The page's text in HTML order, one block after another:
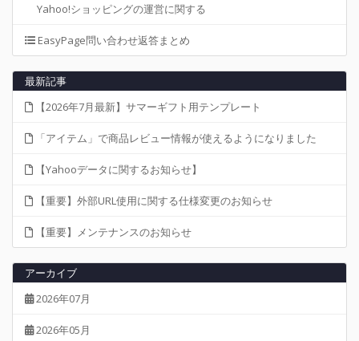
Yahoo!ショッピングの運営に関する
EasyPage問い合わせ返答まとめ
最新記事
【2026年7月最新】サマーギフト用テンプレート
「アイテム」で商品レビュー情報が使えるようになりました
【Yahooデータに関するお知らせ】
【重要】外部URL使用に関する仕様変更のお知らせ
【重要】メンテナンスのお知らせ
アーカイブ
2026年07月
2026年05月